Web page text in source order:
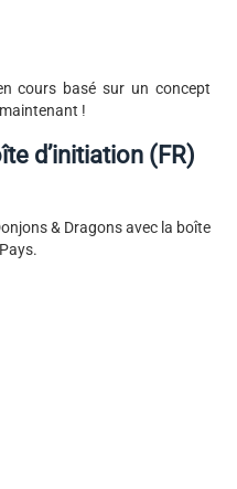
cours basé sur un concept
!
d’initiation (FR)
& Dragons avec la boîte